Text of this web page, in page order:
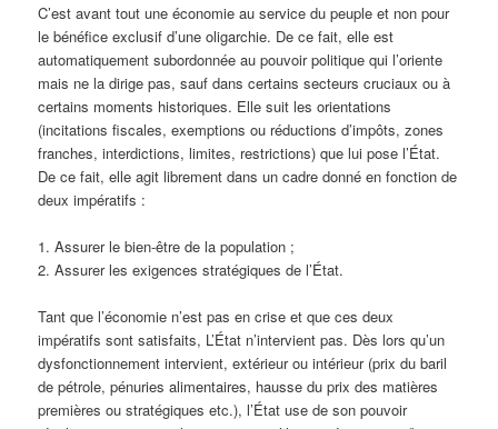
C’est avant tout une économie au service du peuple et non pour
le bénéfice exclusif d’une oligarchie. De ce fait, elle est
automatiquement subordonnée au pouvoir politique qui l’oriente
mais ne la dirige pas, sauf dans certains secteurs cruciaux ou à
certains moments historiques. Elle suit les orientations
(incitations fiscales, exemptions ou réductions d’impôts, zones
franches, interdictions, limites, restrictions) que lui pose l’État.
De ce fait, elle agit librement dans un cadre donné en fonction de
deux impératifs :
1. Assurer le bien-être de la population ;
2. Assurer les exigences stratégiques de l’État.
Tant que l’économie n’est pas en crise et que ces deux
impératifs sont satisfaits, L’État n’intervient pas. Dès lors qu’un
dysfonctionnement intervient, extérieur ou intérieur (prix du baril
de pétrole, pénuries alimentaires, hausse du prix des matières
premières ou stratégiques etc.), l’État use de son pouvoir